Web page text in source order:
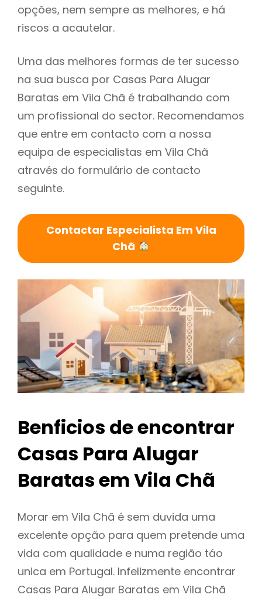
opções, nem sempre as melhores, e há
riscos a acautelar.
Uma das melhores formas de ter sucesso
na sua busca por Casas Para Alugar
Baratas em Vila Chã é trabalhando com
um profissional do sector. Recomendamos
que entre em contacto com a nossa
equipa de especialistas em Vila Chã
através do formulário de contacto
seguinte.
Contactar Especialista Em Vila
Chã
Benficios de encontrar
Casas Para Alugar
Baratas em Vila Chã
Morar em Vila Chã é sem duvida uma
excelente opção para quem pretende uma
vida com qualidade e numa região táo
unica em Portugal. Infelizmente encontrar
Casas Para Alugar Baratas em Vila Chã